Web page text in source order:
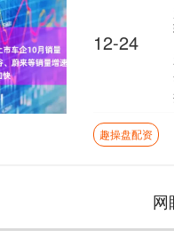
12-24
趣操盘配资
网